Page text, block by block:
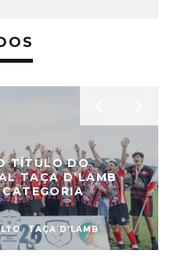
TÍTULO DO
TAÇA D’LAMB
TAÇA D'LAMB